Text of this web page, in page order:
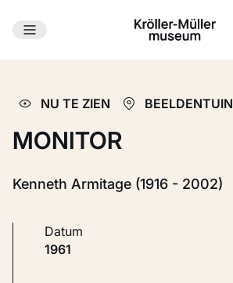
Ga naar hoofdinhoud
NU TE ZIEN BEELDENTUIN
MONITOR
Kenneth Armitage (1916 - 2002)
Datum
1961